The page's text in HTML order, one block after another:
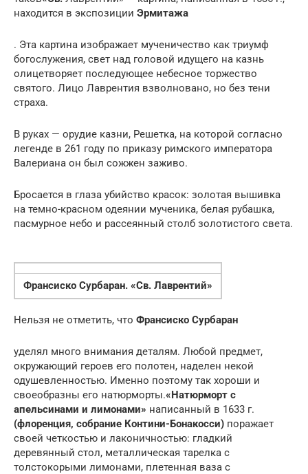
находится в экспозиции Эрмитажа
. Эта картина изображает мученичество как триумф
богослужения, свет над головой идущего на казнь
олицетворяет последующее небесное торжество
святого. Лицо Лаврентия взволновано, но без тени
страха.
В руках — орудие казни, Решетка, на которой согласно
легенде в 261 году по приказу римского императора
Валериана он был сожжен заживо.
Бросается в глаза убийство красок: золотая вышивка
на темно-красном одеянии мученика, белая рубашка,
пасмурное небо и рассеянный столб золотистого света.
Франсиско Сурбаран. «Св. Лаврентий»
Нельзя не отметить, что Франсиско Сурбаран
уделял много внимания деталям. Любой предмет,
окружающий героев его полотен, наделен некой
одушевленностью. Именно поэтому так хороши и
своеобразны его натюрморты.«Натюрморт с
апельсинами и лимонами» написанный в 1633 г.
(флоренция, собрание Контини-Бонакосси) поражает
своей четкостью и лаконичностью: гладкий
деревянный стол, металлическая тарелка с
толстокорыми лимонами, плетенная ваза с